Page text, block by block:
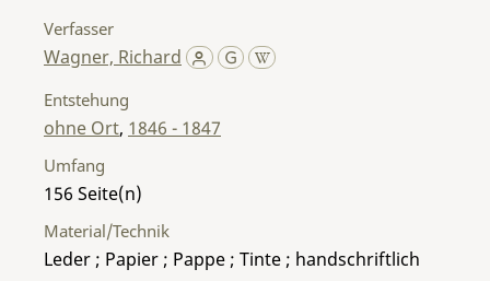
Verfasser
Wagner, Richard
Entstehung
ohne Ort, 1846 - 1847
Umfang
156
Material/Technik
Leder ; Papier ; Pappe ; Tinte ; handschriftlich